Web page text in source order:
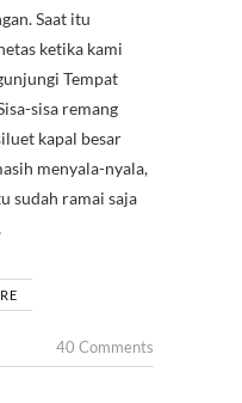
Saat itu
ketika kami
Tempat
sisa remang
kapal besar
menyala-nyala,
sudah ramai saja
40 Comments